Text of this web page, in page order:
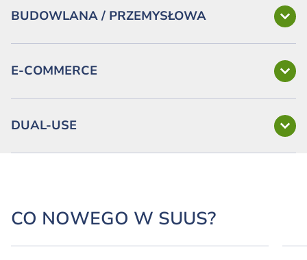
BUDOWLANA / PRZEMYSŁOWA
E-COMMERCE
DUAL-USE
CO NOWEGO W SUUS?